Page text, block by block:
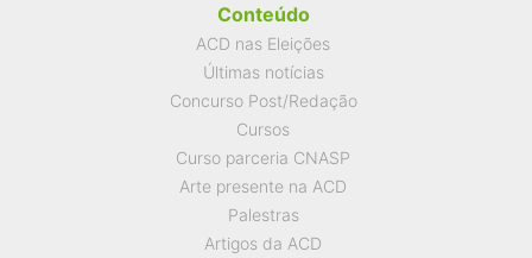
Conteúdo
ACD nas Eleições
Últimas notícias
Concurso Post/Redação
Cursos
Curso parceria CNASP
Arte presente na ACD
Palestras
Artigos da ACD